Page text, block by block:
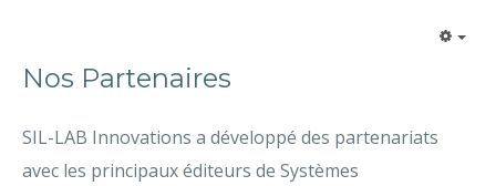
Nos Partenaires
SIL-LAB Innovations a développé des partenariats
avec les principaux éditeurs de Systèmes